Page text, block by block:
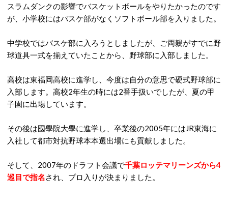
スラムダンクの影響でバスケットボールをやりたかったのです
が、小学校にはバスケ部がなくソフトボール部を入りました。
中学校ではバスケ部に入ろうとしましたが、ご両親がすでに野
球道具一式を揃えていたことから、野球部に入部しました。
高校は東福岡高校に進学し、今度は自分の意思で硬式野球部に
入部します。高校2年生の時には2番手扱いでしたが、夏の甲
子園に出場しています。
その後は國學院大學に進学し、卒業後の2005年にはJR東海に
入社して都市対抗野球本本選出場にも貢献しました。
そして、2007年のドラフト会議で千葉ロッテマリーンズから4
巡目で指名され、プロ入りが決まりました。